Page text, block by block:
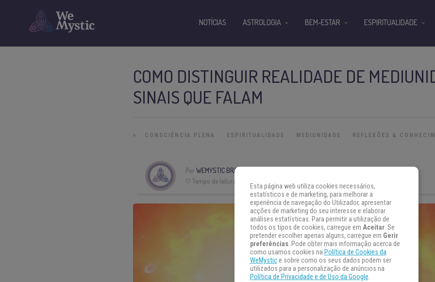
COMO DISTINGUIR REALIDADE DE
SINAIS QUE FALAM
» CONSCIÊNCIA PLENA ESPIRITUALIDADE MEDIUNIDADE REFLEXÕES &
PorWEMYSTIC BRASIL
Tempo de leitura:
NOTÍCIAS ASTROLOGIA BEM-ESTAR ESPIRITUALIDADE
Esta página web utiliza cookies necessários,
estatísticos e de marketing, para melhorar a
experiência de navegação do Utilizador, apresentar
acções de marketing do seu interesse e elaborar
análises estatísticas. Para permitir a utilização de
todos os tipos de cookies, carregue em Aceitar. Se
pretender escolher apenas alguns, carregue em Gerir
preferências. Pode obter mais informação acerca de
como usamos cookies na Política de Cookies da
WeMystice sobre como os seus dados podem ser
utilizados para a personalização de anúncios na
Política de Privacidade e de Uso da Google.